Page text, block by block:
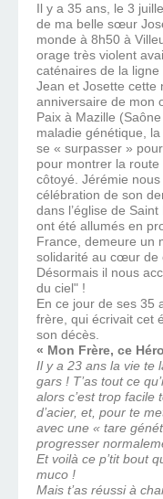
Il y a 35 ans, le 3
de ma belle sœur
monde à 8h50 à
orage très violent
caténaires de la
Jean et Josette cette
anniversaire de mon
Paix à Mazille
maladie génétique,
se « surpasser »
pour montrer la route
côtoyé. Jérémie
célébration de son
dans l’église de
ont été allumés en
France, demeure un
solidarité au cœur de
Désormais il nous
du ciel" !
En ce jour de ses 35
frère, qui écrivait cet
son décès.
« Mon Frère, ce
Il y a 23 ans la vie te
gars ! T’as tout ce
alors c’est trop facile
d’acier, et, pour te
avec une « tare
progresser
Et voilà ce p’tit bout
muco !
Mais t’as réussi à